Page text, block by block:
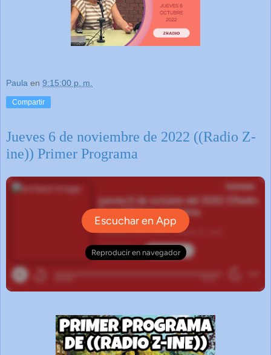
Paula en 9:15:00 p. m.
Compartir
Jueves 6 de noviembre de 2022 ((Radio Z-
ine)) Primer Programa